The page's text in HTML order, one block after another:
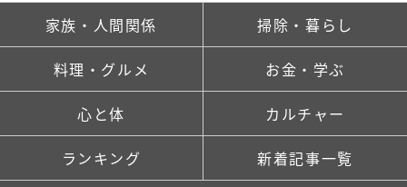
家族・人間関係 掃除・暮らし
料理・グルメ お金・学ぶ
心と体 カルチャー
ランキング 新着記事一覧